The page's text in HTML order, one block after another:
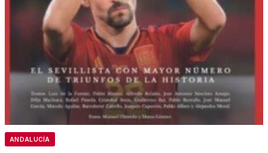
ANDALUCÍA